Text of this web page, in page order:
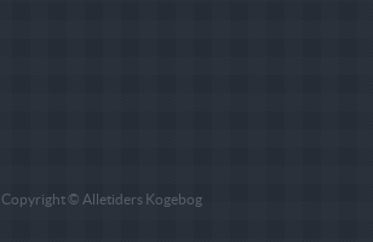
Copyright © Alletiders Kogebog